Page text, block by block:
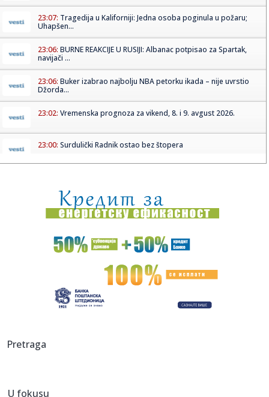
23:07: Tragedija u Kaliforniji: Jedna osoba poginula u požaru;
Uhapšen...
23:06: BURNE REAKCIJE U RUSIJI: Albanac potpisao za Spartak,
navijači ...
23:06: Buker izabrao najbolju NBA petorku ikada – nije uvrstio
Džorda...
23:02: Vremenska prognoza za vikend, 8. i 9. avgust 2026.
23:00: Surdulički Radnik ostao bez štopera
22:50:Sukob u EU eskalira: Španija uzvratila Italiji; "Uvode se
kontro...
22:50:Pala jedna od najopasnijih krijumčarskih mreža na
Mediteranu: M...
Španija uzvraća Italiji: Od ponoći kreću kontrole na
22:49:Španija uvodi privremene kontrole za putnike iz Italije
Pretraga
U fokusu